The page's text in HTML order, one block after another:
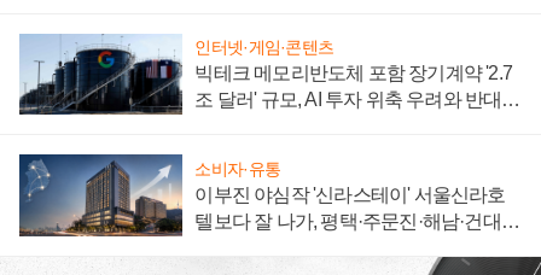
인터넷·게임·콘텐츠
빅테크 메모리반도체 포함 장기계약 '2.7
조 달러' 규모, AI 투자 위축 우려와 반대
소비자·유통
이부진 야심작 '신라스테이' 서울신라호
텔보다 잘 나가, 평택·주문진·해남·건대로